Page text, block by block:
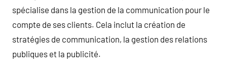
spécialise dans la gestion de la communication pour le
compte de ses clients. Cela inclut la création de
stratégies de communication, la gestion des relations
publiques et la publicité.